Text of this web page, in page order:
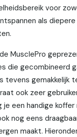
voor
als
MusclePro
die gecombineerd
tevens gemakkelijk
ook zeer
je een handige
nog eens
maakt.